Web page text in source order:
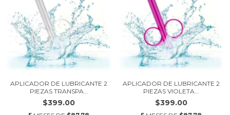
APLICADOR DE LUBRICANTE 2
PIEZAS TRANSPA...
$399.00
APLICADOR DE LUBRICANTE 2
PIEZAS VIOLETA...
$399.00